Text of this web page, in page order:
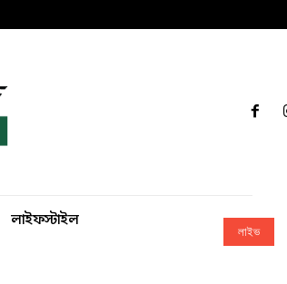
লাইফস্টাইল
লাইভ